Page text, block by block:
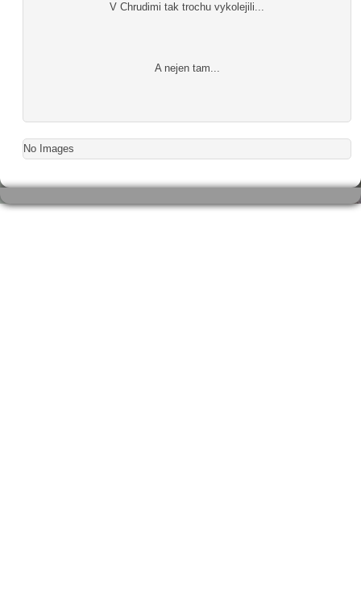
V Chrudimi tak trochu vykolejili...
A nejen tam...
No Images